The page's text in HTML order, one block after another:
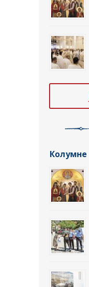
Колумне